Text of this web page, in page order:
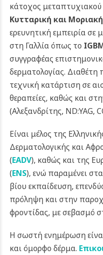
κάτοχος μεταπτυχιακού
Κυτταρική και
ερευνητική εμπειρία σε
στη Γαλλία όπως το
συγγραφέας
δερματολογίας. Διαθέτη
τεχνική κατάρτιση σε
θεραπείες, καθώς και
(Αλεξανδρίτης, ND:YAG,
Είναι μέλος της
Δερματολογικής και
(EADV), καθώς και της
(ENS), ενώ παραμένει
βίου εκπαίδευση,
πρόληψη και στην
φροντίδας, με σεβασμό
Η σωστή ενημέρωση
και όμορφο δέρμα.